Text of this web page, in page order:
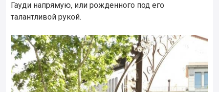
Гауди напрямую, или рожденного под его
талантливой рукой.